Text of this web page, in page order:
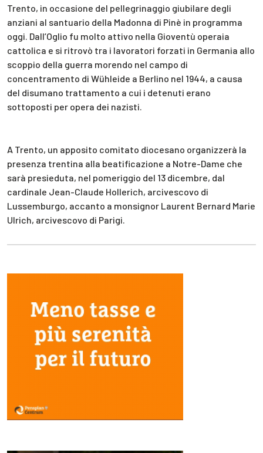
Trento, in occasione del pellegrinaggio giubilare degli
anziani al santuario della Madonna di Pinè in programma
oggi. Dall’Oglio fu molto attivo nella Gioventù operaia
cattolica e si ritrovò tra i lavoratori forzati in Germania allo
scoppio della guerra morendo nel campo di
concentramento di Wühleide a Berlino nel 1944, a causa
del disumano trattamento a cui i detenuti erano
sottoposti per opera dei nazisti.
A Trento, un apposito comitato diocesano organizzerà la
presenza trentina alla beatificazione a Notre-Dame che
sarà presieduta, nel pomeriggio del 13 dicembre, dal
cardinale Jean-Claude Hollerich, arcivescovo di
Lussemburgo, accanto a monsignor Laurent Bernard Marie
Ulrich, arcivescovo di Parigi.